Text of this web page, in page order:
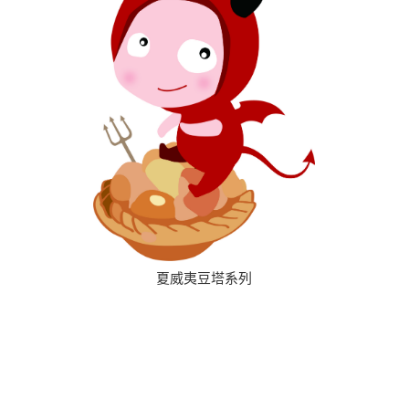
夏威夷豆塔系列